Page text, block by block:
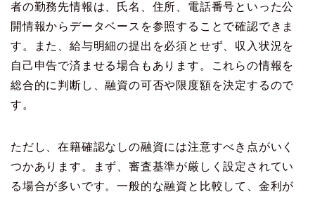
者の勤務先情報は、氏名、住所、電話番号といった公
開情報からデータベースを参照することで確認できま
す。また、給与明細の提出を必須とせず、収入状況を
自己申告で済ませる場合もあります。これらの情報を
総合的に判断し、融資の可否や限度額を決定するので
す。
ただし、在籍確認なしの融資には注意すべき点がいく
つかあります。まず、審査基準が厳しく設定されてい
る場合が多いです。一般的な融資と比較して、金利が